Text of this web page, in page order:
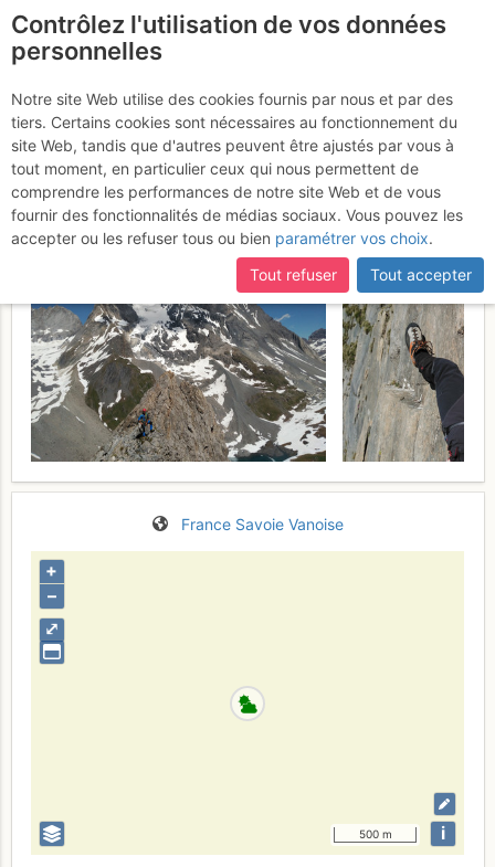
Aiguille de la Vanoise :
Traversée des arêtes E >>
W
Samedi 17 juin 2017
France Savoie Vanoise
⤢
+
–
500 m i
Contrôlez l'utilisation de vos données
personnelles
Notre site Web utilise des cookies fournis par nous et par des
tiers. Certains cookies sont nécessaires au fonctionnement du
site Web, tandis que d'autres peuvent être ajustés par vous à
tout moment, en particulier ceux qui nous permettent de
comprendre les performances de notre site Web et de vous
fournir des fonctionnalités de médias sociaux. Vous pouvez les
accepter ou les refuser tous ou bien paramétrer vos choix.
Tout refuser
Tout accepter